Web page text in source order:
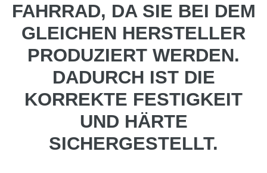
FAHRRAD, DA SIE BEI DEM
GLEICHEN HERSTELLER
PRODUZIERT WERDEN.
DADURCH IST DIE
KORREKTE FESTIGKEIT
UND HÄRTE
SICHERGESTELLT.